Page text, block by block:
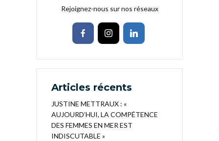
Rejoignez-nous sur nos réseaux
Articles récents
JUSTINE METTRAUX : «
AUJOURD’HUI, LA COMPÉTENCE
DES FEMMES EN MER EST
INDISCUTABLE »